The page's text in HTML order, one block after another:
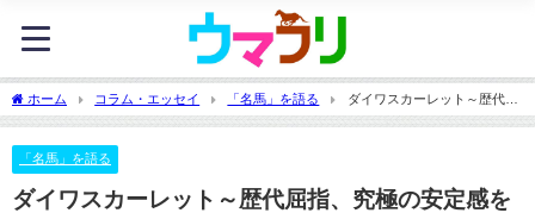
ホーム コラム・エッセイ 「名馬」を語る
ダイワスカーレット～歴代屈
指、究極の安定感をもつ名牝～
「名馬」を語る
ダイワスカーレット～歴代屈指、究極の安定感を